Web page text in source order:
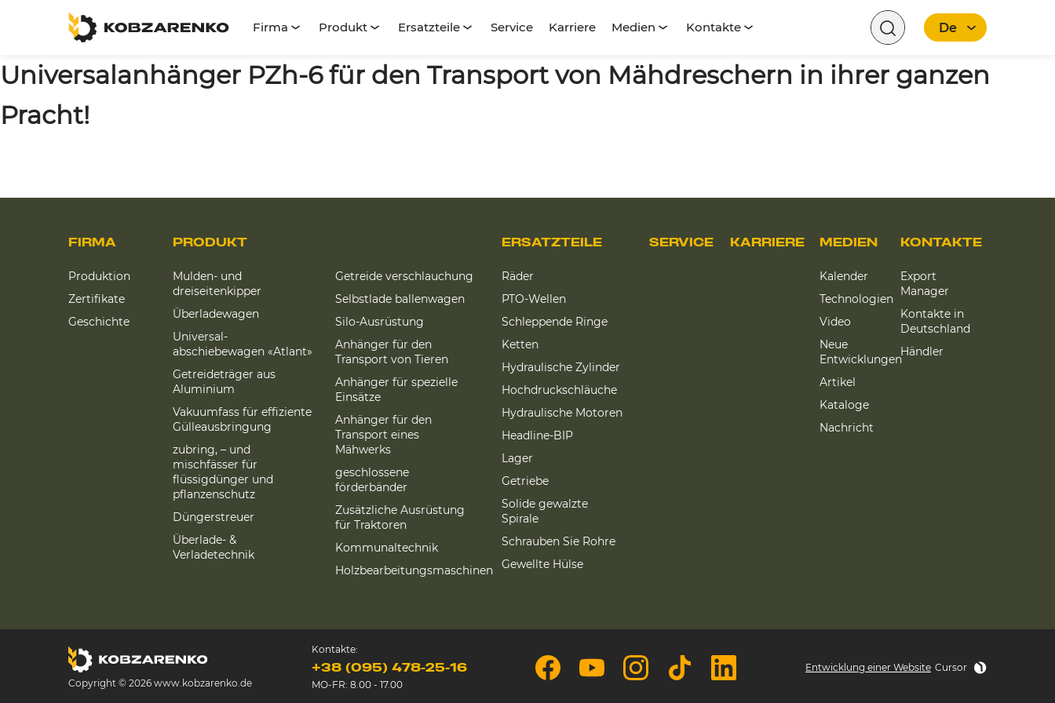
Firma Produkt Ersatzteile Service Karriere Medien Kontakte De
Universalanhänger PZh-6 für den Transport von Mähdreschern in ihrer ganzen
Pracht!
FIRMA
Produktion
Zertifikate
Geschichte
PRODUKT
Mulden- und
dreiseitenkipper
Überladewagen
Universal-
abschiebewagen «Atlant»
Getreideträger aus
Aluminium
Vakuumfass für effiziente
Gülleausbringung
zubring, – und
mischfässer für
flüssigdünger und
pflanzenschutz
Düngerstreuer
Überlade- &
Verladetechnik
Getreide verschlauchung
Selbstlade ballenwagen
Silo-Ausrüstung
Anhänger für den
Transport von Tieren
Anhänger für spezielle
Einsätze
Anhänger für den
Transport eines
Mähwerks
geschlossene
förderbänder
Zusätzliche Ausrüstung
für Traktoren
Kommunaltechnik
Holzbearbeitungsmaschinen
ERSATZTEILE
Räder
PTO-Wellen
Schleppende Ringe
Ketten
Hydraulische Zylinder
Hochdruckschläuche
Hydraulische Motoren
Headline-BIP
Lager
Getriebe
Solide gewalzte
Spirale
Schrauben Sie Rohre
Gewellte Hülse
SERVICE KARRIERE MEDIEN
Kalender
Technologien
Video
Neue
Entwicklungen
Artikel
Kataloge
Nachricht
KONTAKTE
Export
Manager
Kontakte in
Deutschland
Händler
Copyright © 2026 www.kobzarenko.de
Kontakte:
+38 (095) 478-25-16
MO-FR: 8.00 - 17.00
Entwicklung einer Website Cursor